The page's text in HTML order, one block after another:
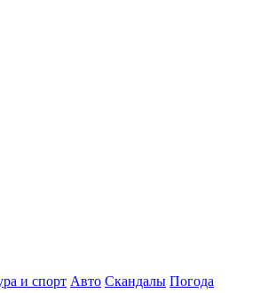
и спорт Авто Скандалы Погода